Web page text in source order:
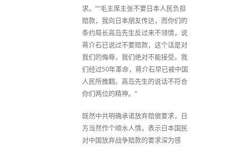
求。”“毛主席主张不要日本人民负担
赔款，我向日本朋友传达，而你们的
条约局长高岛先生反过来不领情，说
蒋介石已说过不要赔款，这个话是对
我们的侮辱，我们绝对不能接受。我
们经过50年革命，蒋介石早已被中国
人民所推翻。高岛先生的说话不符合
你们两位的精神。”
既然中共明确承诺放弃赔偿要求，日
方当然作个顺水人情，表示日本国民
对中国放弃战争赔款的要求深为感